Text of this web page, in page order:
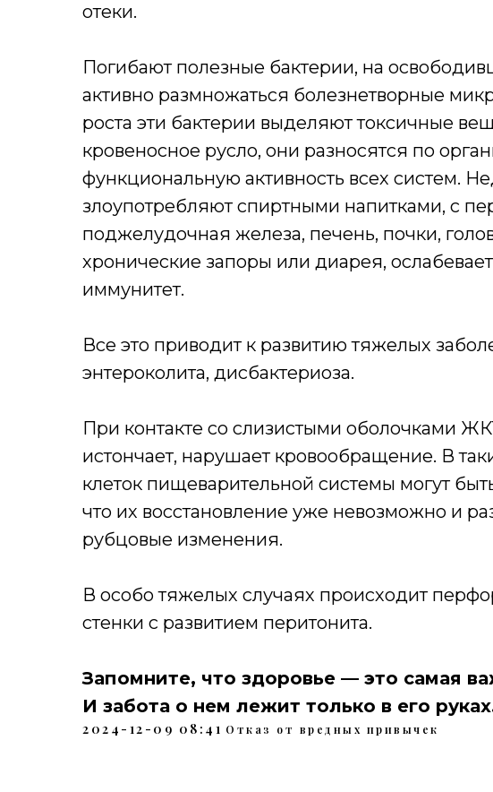
отеки.
Погибают полезные бактерии, на
активно размножаться болезнетворные
роста эти бактерии выделяют токсичные
кровеносное русло, они разносятся по
функциональную активность всех систем.
злоупотребляют спиртными напитками, с
поджелудочная железа, печень, почки,
хронические запоры или диарея,
иммунитет.
Все это приводит к развитию тяжелых
энтероколита, дисбактериоза.
При контакте со слизистыми оболочками
истончает, нарушает кровообращение. В
клеток пищеварительной системы могут
что их восстановление уже невозможно и
рубцовые изменения.
В особо тяжелых случаях происходит
стенки с развитием перитонита.
Запомните, что здоровье — это самая
И забота о нем лежит только в его
2024-12-09 08:41 Отказ от вредных привычек